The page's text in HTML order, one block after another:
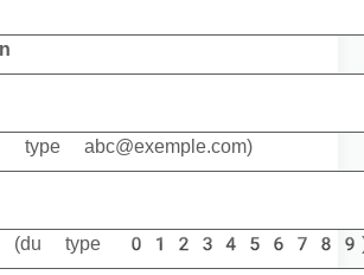
type abc@exemple.com)
(du type